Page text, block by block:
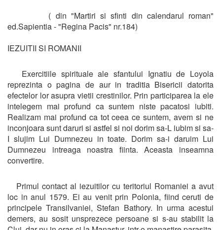
( din "Martiri si sfinti din calendarul roman"
ed.Sapientia - "Regina Pacis" nr.184)
IEZUITII SI ROMANII
Exercitiile spirituale ale sfantului Ignatiu de Loyola
reprezinta o pagina de aur in traditia Bisericii datorita
efectelor lor asupra vietii crestinilor. Prin participarea la ele
intelegem mai profund ca suntem niste pacatosi iubiti.
Realizam mai profund ca tot ceea ce suntem, avem si ne
inconjoara sunt daruri si astfel si noi dorim sa-L iubim si sa-
I slujim Lui Dumnezeu in toate. Dorim sa-i daruim Lui
Dumnezeu intreaga noastra fiinta. Aceasta inseamna
convertire.
Primul contact al iezuitilor cu teritoriul Romaniei a avut
loc in anul 1579. Ei au venit prin Polonia, fiind ceruti de
principele Transilvaniei, Stefan Bathory. In urma acestui
demers, au sosit unsprezece persoane si s-au stabilit la